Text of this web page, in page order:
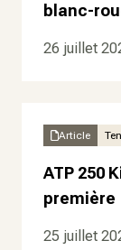
blanc-
26 juillet
Article
ATP 250
première
25 juillet